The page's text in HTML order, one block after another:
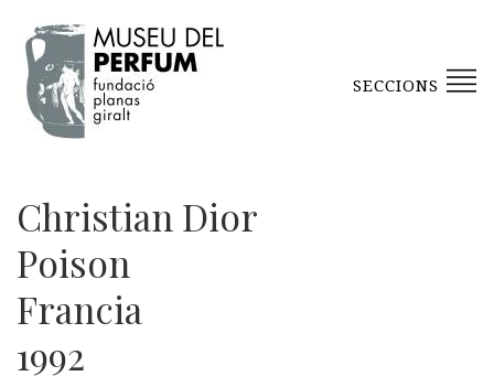
SECCIONS
Christian Dior
Poison
Francia
1992